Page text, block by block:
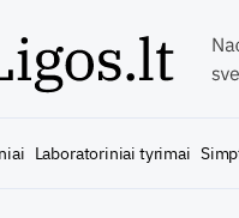
Laboratoriniai tyrimai